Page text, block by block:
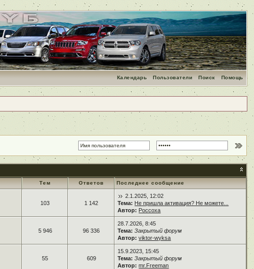
Помощь
Поиск
Пользователи
Календарь
Тем Ответов Последнее сообщение
103 1 142
2.1.2025, 12:02
Тема: Не пришла активация? Не можете...
Автор: Россоха
5 946 96 336
28.7.2026, 8:45
Тема: Закрытый форум
Автор: viktor-wyksa
55 609
15.9.2023, 15:45
Тема: Закрытый форум
Автор: mr.Freeman